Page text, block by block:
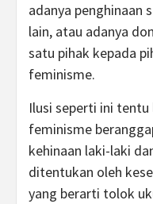
adanya penghinaan
lain, atau adanya
satu pihak kepada
feminisme.
Ilusi seperti ini
feminisme
kehinaan laki-laki
ditentukan oleh
yang berarti tolok